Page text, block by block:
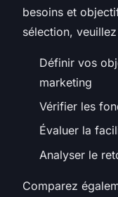
besoins et
sélection,
Définir vos
marketing
Vérifier les
Évaluer la
Analyser le
Comparez